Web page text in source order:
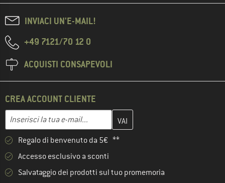
INVIACI UN'E-MAIL!
+49 7121/70 12 0
ACQUISTI CONSAPEVOLI
CREA ACCOUNT CLIENTE
Inserisci la tua e-mail...
Inserisci qui il tuo indirizzo e-mail e crea il tuo account cliente
Regalo di benvenuto da 5€ **
Accesso esclusivo a sconti
Salvataggio dei prodotti sul tuo promemoria